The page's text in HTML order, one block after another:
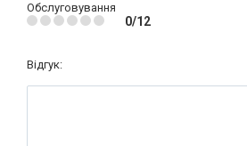
Обслуговування
0/12
Відгук: